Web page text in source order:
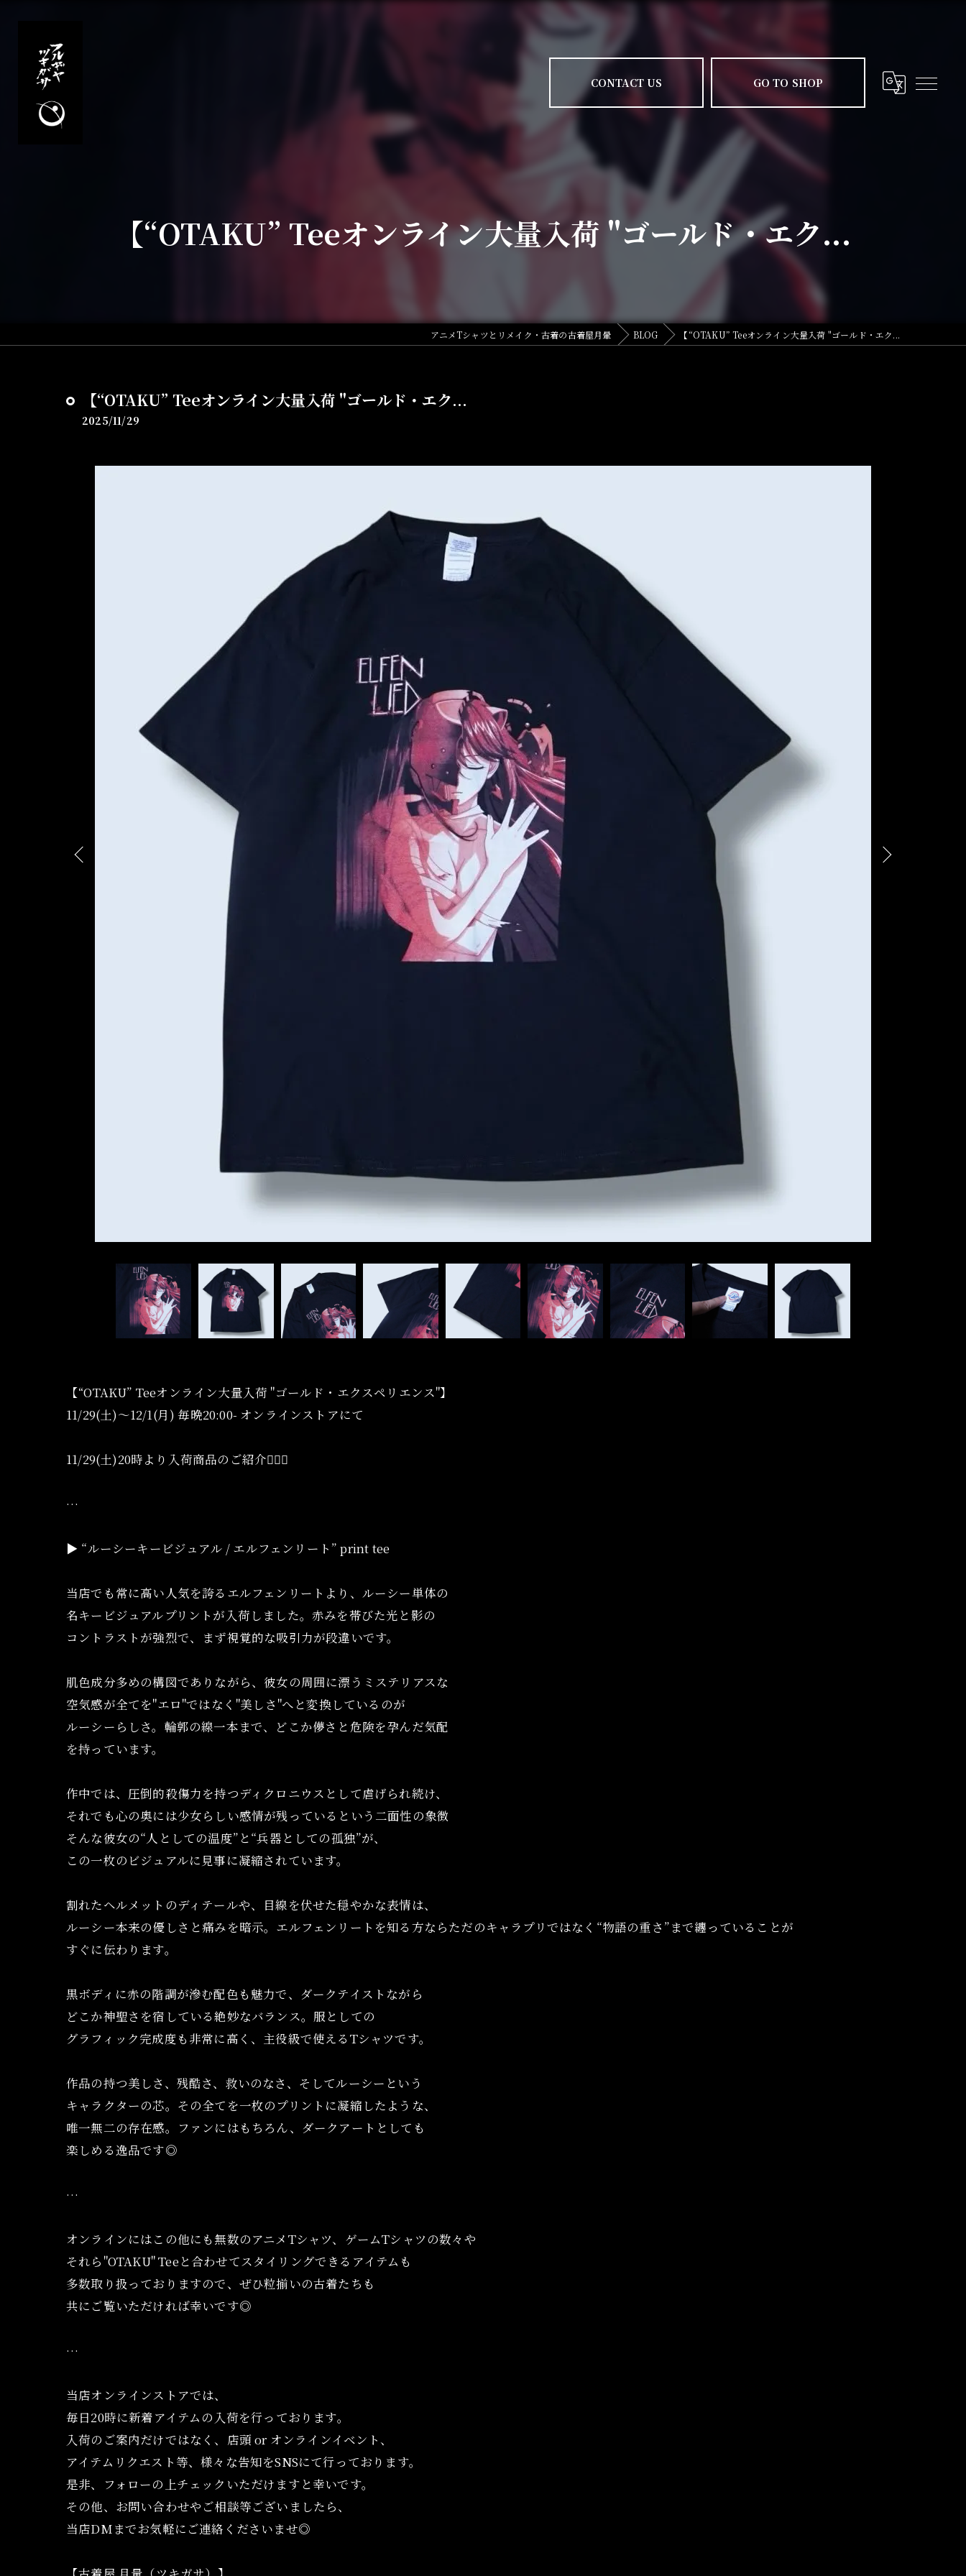
CONTACT US GO TO SHOP
【“OTAKU” Teeオンライン大量入荷 "ゴールド・エク...
アニメTシャツとリメイク・古着の古着屋月暈 BLOG 【“OTAKU” Teeオンライン大量入荷 "ゴールド・エク...
【“OTAKU” Teeオンライン大量入荷 "ゴールド・エク...
2025/11/29
【“OTAKU” Teeオンライン大量入荷 "ゴールド・エクスペリエンス"】
11/29(土)〜12/1(月) 毎晩20:00- オンラインストアにて
11/29(土)20時より入荷商品のご紹介💁🏻‍♀️
…
▶︎ “ルーシーキービジュアル / エルフェンリート” print tee
当店でも常に高い人気を誇るエルフェンリートより、ルーシー単体の
名キービジュアルプリントが入荷しました。赤みを帯びた光と影の
コントラストが強烈で、まず視覚的な吸引力が段違いです。
肌色成分多めの構図でありながら、彼女の周囲に漂うミステリアスな
空気感が全てを"エロ"ではなく"美しさ"へと変換しているのが
ルーシーらしさ。輪郭の線一本まで、どこか儚さと危険を孕んだ気配
を持っています。
作中では、圧倒的殺傷力を持つディクロニウスとして虐げられ続け、
それでも心の奥には少女らしい感情が残っているという二面性の象徴
そんな彼女の“人としての温度”と“兵器としての孤独”が、
この一枚のビジュアルに見事に凝縮されています。
割れたヘルメットのディテールや、目線を伏せた穏やかな表情は、
ルーシー本来の優しさと痛みを暗示。エルフェンリートを知る方ならただのキャラプリではなく“物語の重さ”まで纏っていることが
すぐに伝わります。
黒ボディに赤の階調が滲む配色も魅力で、ダークテイストながら
どこか神聖さを宿している絶妙なバランス。服としての
グラフィック完成度も非常に高く、主役級で使えるTシャツです。
作品の持つ美しさ、残酷さ、救いのなさ、そしてルーシーという
キャラクターの芯。その全てを一枚のプリントに凝縮したような、
唯一無二の存在感。ファンにはもちろん、ダークアートとしても
楽しめる逸品です◎
…
オンラインにはこの他にも無数のアニメTシャツ、ゲームTシャツの数々や
それら"OTAKU" Teeと合わせてスタイリングできるアイテムも
多数取り扱っておりますので、ぜひ粒揃いの古着たちも
共にご覧いただければ幸いです◎
…
当店オンラインストアでは、
毎日20時に新着アイテムの入荷を行っております。
入荷のご案内だけではなく、店頭 or オンラインイベント、
アイテムリクエスト等、様々な告知をSNSにて行っております。
是非、フォローの上チェックいただけますと幸いです。
その他、お問い合わせやご相談等ございましたら、
当店DMまでお気軽にご連絡くださいませ◎